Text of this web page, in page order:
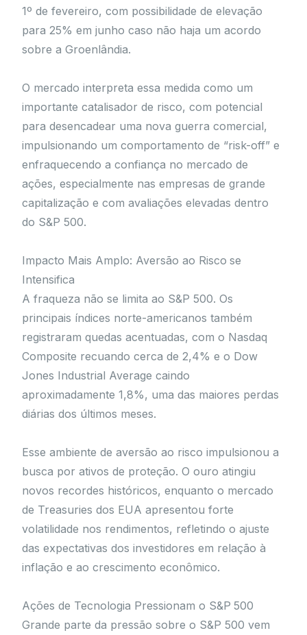
1º de fevereiro, com possibilidade de elevação
para 25% em junho caso não haja um acordo
sobre a Groenlândia.
O mercado interpreta essa medida como um
importante catalisador de risco, com potencial
para desencadear uma nova guerra comercial,
impulsionando um comportamento de “risk-off” e
enfraquecendo a confiança no mercado de
ações, especialmente nas empresas de grande
capitalização e com avaliações elevadas dentro
do S&P 500.
Impacto Mais Amplo: Aversão ao Risco se
Intensifica
A fraqueza não se limita ao S&P 500. Os
principais índices norte-americanos também
registraram quedas acentuadas, com o Nasdaq
Composite recuando cerca de 2,4% e o Dow
Jones Industrial Average caindo
aproximadamente 1,8%, uma das maiores perdas
diárias dos últimos meses.
Esse ambiente de aversão ao risco impulsionou a
busca por ativos de proteção. O ouro atingiu
novos recordes históricos, enquanto o mercado
de Treasuries dos EUA apresentou forte
volatilidade nos rendimentos, refletindo o ajuste
das expectativas dos investidores em relação à
inflação e ao crescimento econômico.
Ações de Tecnologia Pressionam o S&P 500
Grande parte da pressão sobre o S&P 500 vem